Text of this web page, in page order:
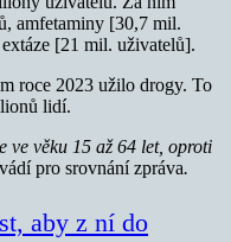
amfetaminy [30,7 mil.
[21 mil. uživatelů].
roce 2023 užilo drogy. To
lidí.
ve věku 15 až 64 let, oproti
pro srovnání zpráva.
aby z ní do